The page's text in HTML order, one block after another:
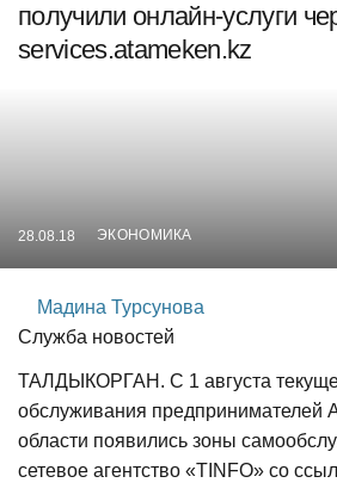
получили онлайн-услуги
services.atameken.kz
28.08.18 ЭКОНОМИКА
Мадина Турсунова
Служба новостей
ТАЛДЫКОРГАН. С 1 августа
обслуживания предпринимателей
области появились зоны
сетевое агентство «TINFO» со